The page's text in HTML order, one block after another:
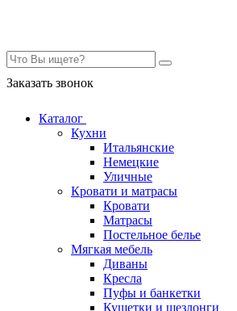
Заказать звонок
Каталог
Кухни
Итальянские
Немецкие
Уличные
Кровати и матрасы
Кровати
Матрасы
Постельное белье
Мягкая мебель
Диваны
Кресла
Пуфы и банкетки
Кушетки и шезлонги